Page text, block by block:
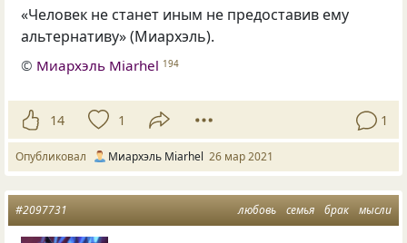
«Человек не станет иным не предоставив ему
альтернативу» (Миархэль).
© Миархэль Miarhel 194
14 1 1
Опубликовал Миархэль Miarhel 26 мар 2021
любовь семья брак мысли
#2097731